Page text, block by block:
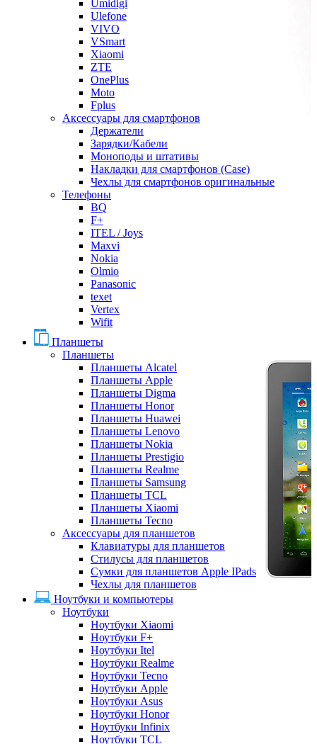
Umidigi
Ulefone
VIVO
VSmart
Xiaomi
ZTE
OnePlus
Moto
Fplus
Аксессуары для смартфонов
Держатели
Зарядки/Кабели
Моноподы и штативы
Накладки для смартфонов (Case)
Чехлы для смартфонов оригинальные
Телефоны
BQ
F+
ITEL / Joys
Maxvi
Nokia
Olmio
Panasonic
texet
Vertex
Wifit
Планшеты
Планшеты
Планшеты Alcatel
Планшеты Apple
Планшеты Digma
Планшеты Honor
Планшеты Huawei
Планшеты Lenovo
Планшеты Nokia
Планшеты Prestigio
Планшеты Realme
Планшеты Samsung
Планшеты TCL
Планшеты Xiaomi
Планшеты Tecno
Аксессуары для планшетов
Клавиатуры для планшетов
Стилусы для планшетов
Сумки для планшетов Apple IPads
Чехлы для планшетов
Ноутбуки и компьютеры
Ноутбуки
Ноутбуки Xiaomi
Ноутбуки F+
Ноутбуки Itel
Ноутбуки Realme
Ноутбуки Tecno
Ноутбуки Apple
Ноутбуки Asus
Ноутбуки Honor
Ноутбуки Infinix
Ноутбуки TCL